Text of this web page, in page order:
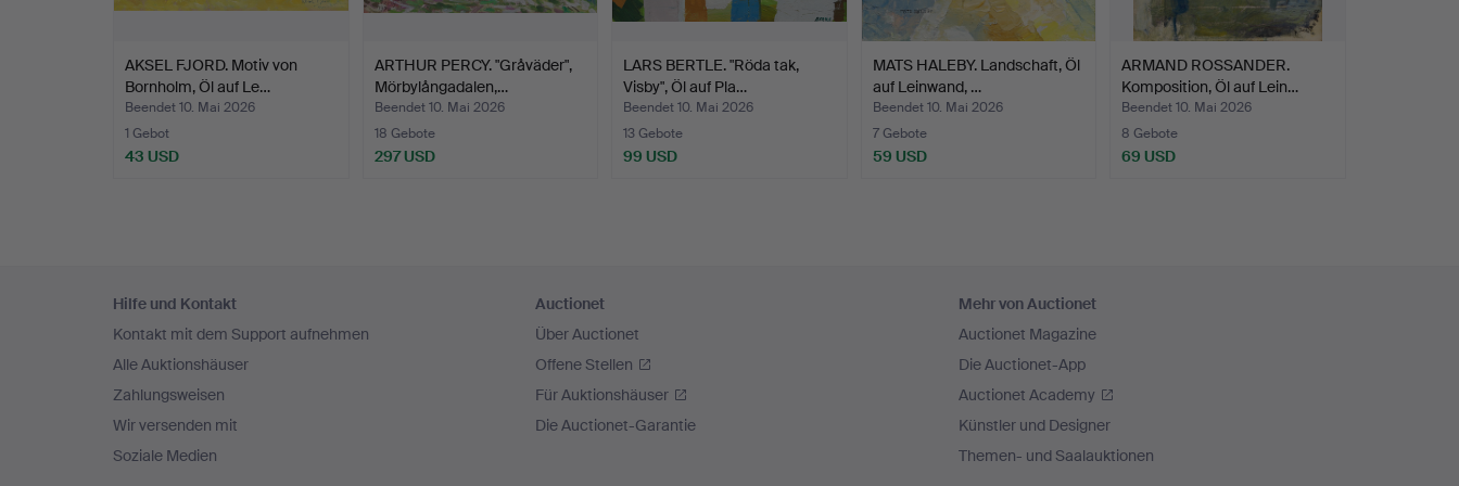
AKSEL FJORD. Motiv von
Bornholm, Öl auf Le…
Beendet 10. Mai 2026
1 Gebot
43 USD
ARTHUR PERCY. "Gråväder",
Mörbylångadalen,…
Beendet 10. Mai 2026
18 Gebote
297 USD
LARS BERTLE. "Röda tak,
Visby", Öl auf Pla…
Beendet 10. Mai 2026
13 Gebote
99 USD
MATS HALEBY. Landschaft, Öl
auf Leinwand, …
Beendet 10. Mai 2026
7 Gebote
59 USD
ARMAND ROSSANDER.
Komposition, Öl auf Lein…
Beendet 10. Mai 2026
8 Gebote
69 USD
Navigation
Hilfe und Kontakt
Kontakt mit dem Support aufnehmen
Alle Auktionshäuser
Zahlungsweisen
Wir versenden mit
Soziale Medien
Auctionet
Über Auctionet
Offene Stellen
Für Auktionshäuser
Die Auctionet-Garantie
Mehr von Auctionet
Auctionet Magazine
Die Auctionet-App
Auctionet Academy
Künstler und Designer
Themen- und Saalauktionen